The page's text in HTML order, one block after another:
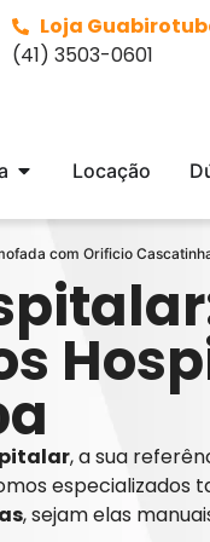
Loja
(41) 3503-0601
Locação
com Orificio
, a sua
especializados
, sejam elas